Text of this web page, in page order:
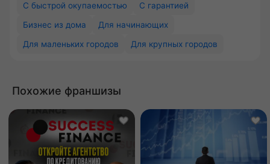
С быстрой окупаемостью
С гарантией
Бизнес из дома
Для начинающих
Для маленьких городов
Для крупных городов
Похожие франшизы